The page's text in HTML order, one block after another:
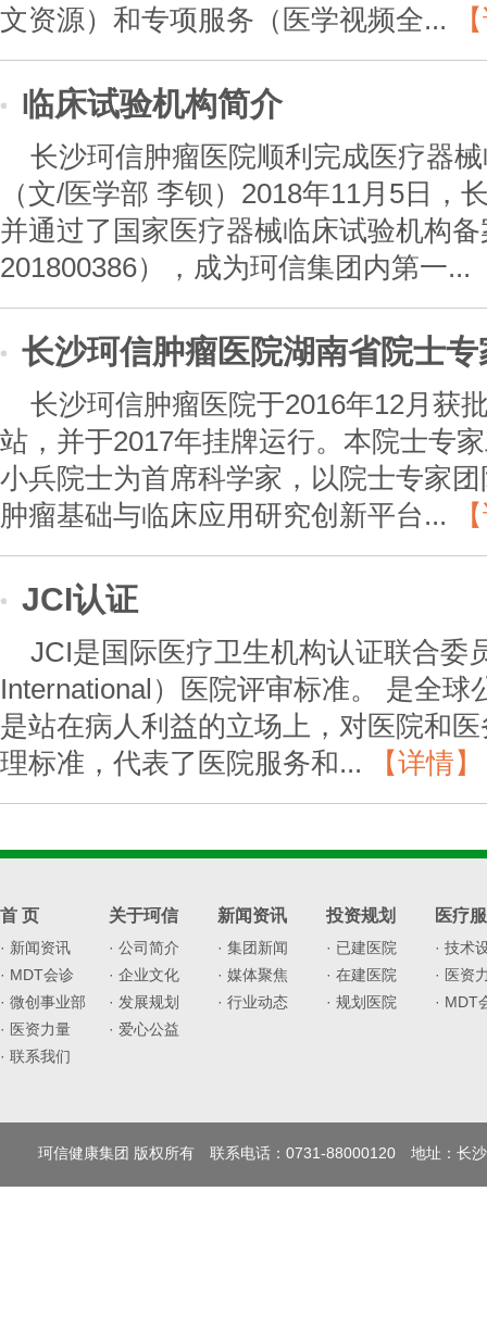
文资源）和专项服务（医学视频全...
临床试验机构简介
长沙珂信肿瘤医院顺利完成医疗器
（文/医学部 李钡）2018年11月5日，
并通过了国家医疗器械临床试验机构
201800386），成为珂信集团内第一...
长沙珂信肿瘤医院湖南省院士
长沙珂信肿瘤医院于2016年12月获
站，并于2017年挂牌运行。本院士专
小兵院士为首席科学家，以院士专家
肿瘤基础与临床应用研究创新平台...
JCI认证
JCI是国际医疗卫生机构认证联合委
International）医院评审标准。 是全球
是站在病人利益的立场上，对医院和
理标准，代表了医院服务和...
【详情】
首 页
· 新闻资讯
· MDT会诊
· 微创事业部
· 医资力量
· 联系我们
关于珂信
· 公司简介
· 企业文化
· 发展规划
· 爱心公益
新闻资讯
· 集团新闻
· 媒体聚焦
· 行业动态
投资规划
· 已建医院
· 在建医院
· 规划医院
医疗
· 技术
· 医资
· MDT
珂信健康集团 版权所有 联系电话：0731-88000120 地址：